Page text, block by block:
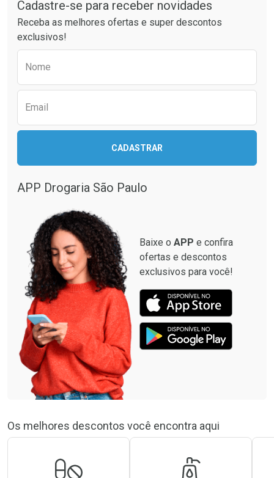
Comprar sem Desconto
Comprar sem Desconto
Comprar sem Desconto
Comprar sem Desconto
Cadastre-se para receber novidades
Receba as melhores ofertas e super descontos
exclusivos!
Nome
Email
CADASTRAR
APP Drogaria São Paulo
Baixe o APP e confira
ofertas e descontos
exclusivos para você!
Os melhores descontos você encontra aqui